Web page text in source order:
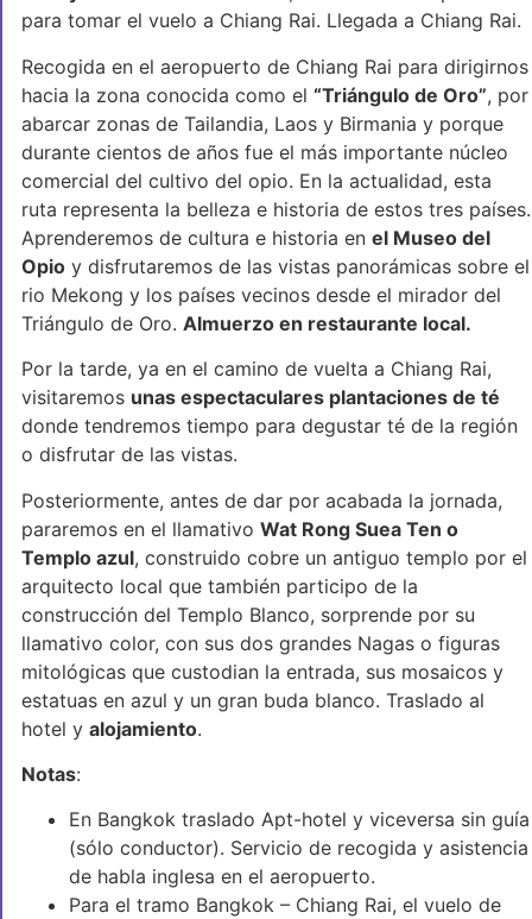
para tomar el vuelo a Chiang Rai. Llegada a Chiang Rai.
Recogida en el aeropuerto de Chiang Rai para dirigirnos
hacia la zona conocida como el “Triángulo de Oro”, por
abarcar zonas de Tailandia, Laos y Birmania y porque
durante cientos de años fue el más importante núcleo
comercial del cultivo del opio. En la actualidad, esta
ruta representa la belleza e historia de estos tres países.
Aprenderemos de cultura e historia en el Museo del
Opio y disfrutaremos de las vistas panorámicas sobre el
rio Mekong y los países vecinos desde el mirador del
Triángulo de Oro. Almuerzo en restaurante local.
Por la tarde, ya en el camino de vuelta a Chiang Rai,
visitaremos unas espectaculares plantaciones de té
donde tendremos tiempo para degustar té de la región
o disfrutar de las vistas.
Posteriormente, antes de dar por acabada la jornada,
pararemos en el llamativo Wat Rong Suea Ten o
Templo azul, construido cobre un antiguo templo por el
arquitecto local que también participo de la
construcción del Templo Blanco, sorprende por su
llamativo color, con sus dos grandes Nagas o figuras
mitológicas que custodian la entrada, sus mosaicos y
estatuas en azul y un gran buda blanco. Traslado al
hotel y alojamiento.
Notas:
En Bangkok traslado Apt-hotel y viceversa sin guía
(sólo conductor). Servicio de recogida y asistencia
de habla inglesa en el aeropuerto.
Para el tramo Bangkok – Chiang Rai, el vuelo de